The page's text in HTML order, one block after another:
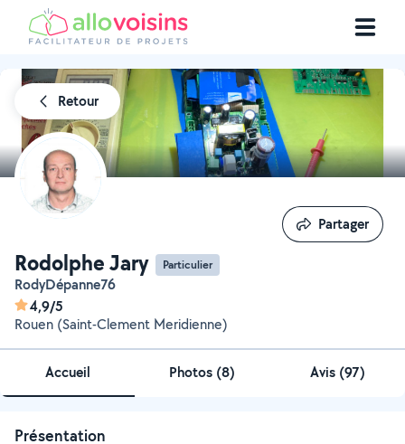
Retour
Rodolphe Jary Particulier
RodyDépanne76
4,9/5
Rouen (Saint-Clement Meridienne)
Partager
Partager
Accueil Photos (8) Avis (97)
Présentation